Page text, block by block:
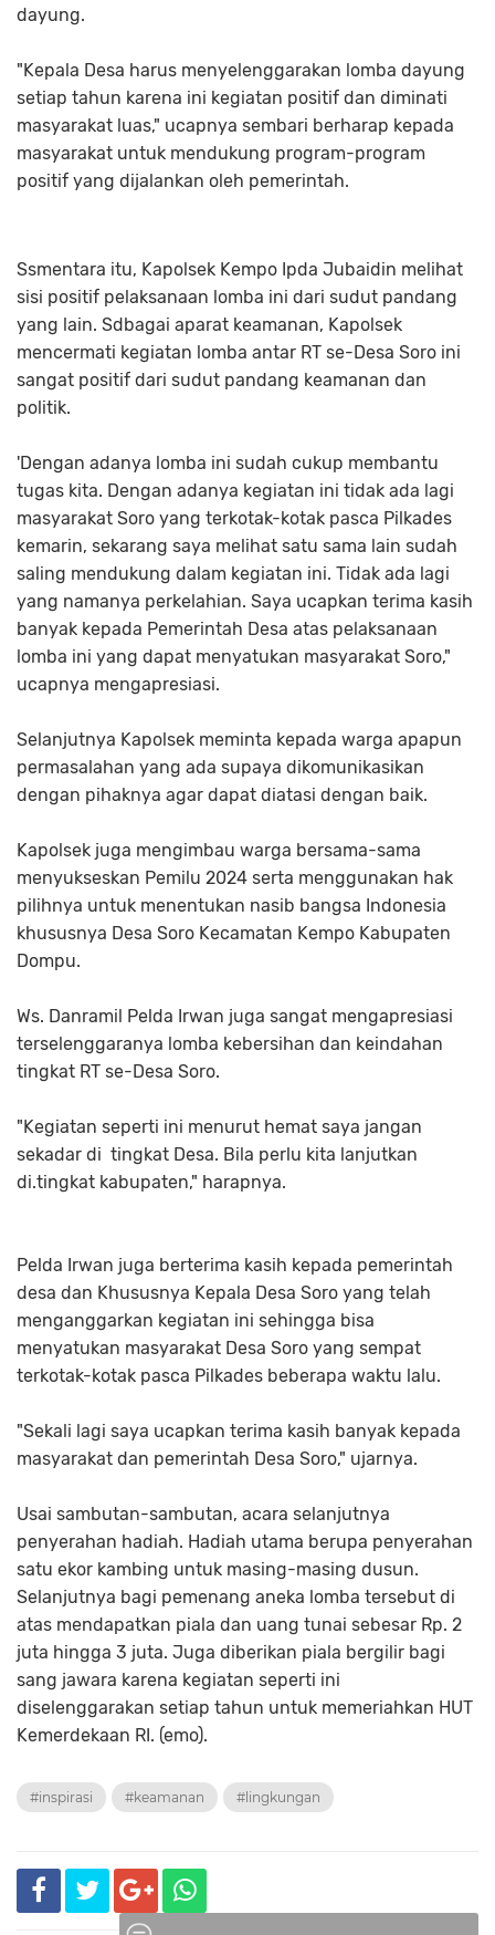
dayung.
"Kepala Desa harus menyelenggarakan lomba dayung
setiap tahun karena ini kegiatan positif dan diminati
masyarakat luas," ucapnya sembari berharap kepada
masyarakat untuk mendukung program-program
positif yang dijalankan oleh pemerintah.
Ssmentara itu, Kapolsek Kempo Ipda Jubaidin melihat
sisi positif pelaksanaan lomba ini dari sudut pandang
yang lain. Sdbagai aparat keamanan, Kapolsek
mencermati kegiatan lomba antar RT se-Desa Soro ini
sangat positif dari sudut pandang keamanan dan
politik.
'Dengan adanya lomba ini sudah cukup membantu
tugas kita. Dengan adanya kegiatan ini tidak ada lagi
masyarakat Soro yang terkotak-kotak pasca Pilkades
kemarin, sekarang saya melihat satu sama lain sudah
saling mendukung dalam kegiatan ini. Tidak ada lagi
yang namanya perkelahian. Saya ucapkan terima kasih
banyak kepada Pemerintah Desa atas pelaksanaan
lomba ini yang dapat menyatukan masyarakat Soro,"
ucapnya mengapresiasi.
Selanjutnya Kapolsek meminta kepada warga apapun
permasalahan yang ada supaya dikomunikasikan
dengan pihaknya agar dapat diatasi dengan baik.
Kapolsek juga mengimbau warga bersama-sama
menyukseskan Pemilu 2024 serta menggunakan hak
pilihnya untuk menentukan nasib bangsa Indonesia
khususnya Desa Soro Kecamatan Kempo Kabupaten
Dompu.
Ws. Danramil Pelda Irwan juga sangat mengapresiasi
terselenggaranya lomba kebersihan dan keindahan
tingkat RT se-Desa Soro.
"Kegiatan seperti ini menurut hemat saya jangan
sekadar di tingkat Desa. Bila perlu kita lanjutkan
di.tingkat kabupaten," harapnya.
Pelda Irwan juga berterima kasih kepada pemerintah
desa dan Khususnya Kepala Desa Soro yang telah
menganggarkan kegiatan ini sehingga bisa
menyatukan masyarakat Desa Soro yang sempat
terkotak-kotak pasca Pilkades beberapa waktu lalu.
"Sekali lagi saya ucapkan terima kasih banyak kepada
masyarakat dan pemerintah Desa Soro," ujarnya.
Usai sambutan-sambutan, acara selanjutnya
penyerahan hadiah. Hadiah utama berupa penyerahan
satu ekor kambing untuk masing-masing dusun.
Selanjutnya bagi pemenang aneka lomba tersebut di
atas mendapatkan piala dan uang tunai sebesar Rp. 2
juta hingga 3 juta. Juga diberikan piala bergilir bagi
sang jawara karena kegiatan seperti ini
diselenggarakan setiap tahun untuk memeriahkan HUT
Kemerdekaan RI. (emo).
#inspirasi #keamanan #lingkungan